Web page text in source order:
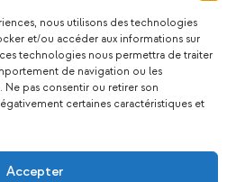
nous utilisons des technologies
et/ou accéder aux informations sur
technologies nous permettra de traiter
de navigation ou les
Ne pas consentir ou retirer son
certaines caractéristiques et
Accepter
plaire !